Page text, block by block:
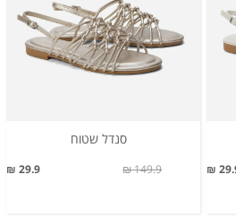
סנדל שטוח
29.9 ₪ 149.9 ₪